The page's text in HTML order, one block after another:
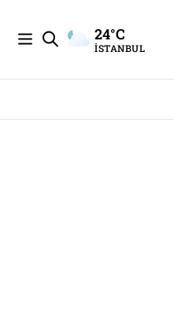
24°C
İSTANBUL